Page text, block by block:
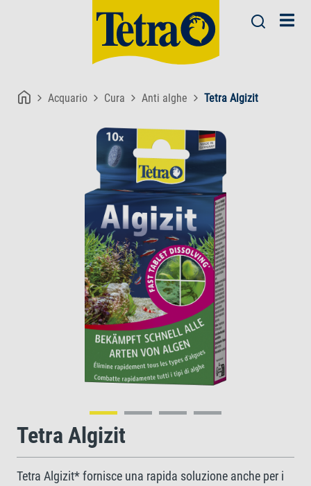
Acquario Cura Anti alghe Tetra Algizit
Tetra Algizit
Tetra Algizit* fornisce una rapida soluzione anche per i